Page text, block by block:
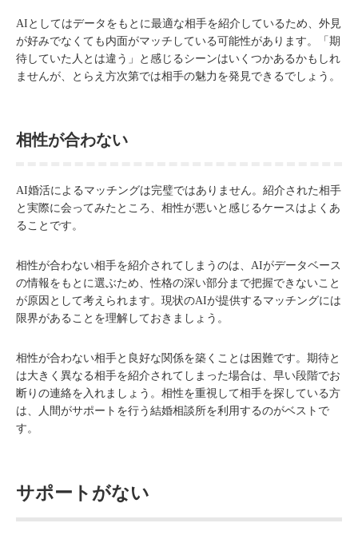
AIとしてはデータをもとに最適な相手を紹介しているため、外見
が好みでなくても内面がマッチしている可能性があります。「期
待していた人とは違う」と感じるシーンはいくつかあるかもしれ
ませんが、とらえ方次第では相手の魅力を発見できるでしょう。
相性が合わない
AI婚活によるマッチングは完璧ではありません。紹介された相手
と実際に会ってみたところ、相性が悪いと感じるケースはよくあ
ることです。
相性が合わない相手を紹介されてしまうのは、AIがデータベース
の情報をもとに選ぶため、性格の深い部分まで把握できないこと
が原因として考えられます。現状のAIが提供するマッチングには
限界があることを理解しておきましょう。
相性が合わない相手と良好な関係を築くことは困難です。期待と
は大きく異なる相手を紹介されてしまった場合は、早い段階でお
断りの連絡を入れましょう。相性を重視して相手を探している方
は、人間がサポートを行う結婚相談所を利用するのがベストで
す。
サポートがない